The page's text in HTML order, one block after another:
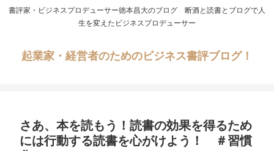
書評家・ビジネスプロデューサー徳本昌大のブログ 断酒と読書とブログで人
生を変えたビジネスプロデューサー
起業家・経営者のためのビジネス書評ブログ！
さあ、本を読もう！読書の効果を得るため
には行動する読書を心がけよう！ ＃習慣